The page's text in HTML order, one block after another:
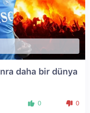
daha bir dünya
0 0